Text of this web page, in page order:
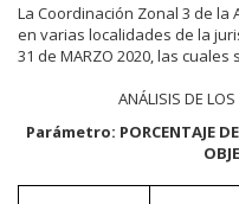
La Coordinación Zonal 3 de la
en varias localidades de la
31 de MARZO 2020, las
ANÁLISIS DE
Parámetro: PORCENTAJE